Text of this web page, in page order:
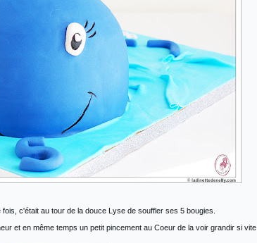
c'était au tour de la douce Lyse de souffler ses 5 bougies.
et en même temps un petit pincement au Coeur de la voir grandir si vite.